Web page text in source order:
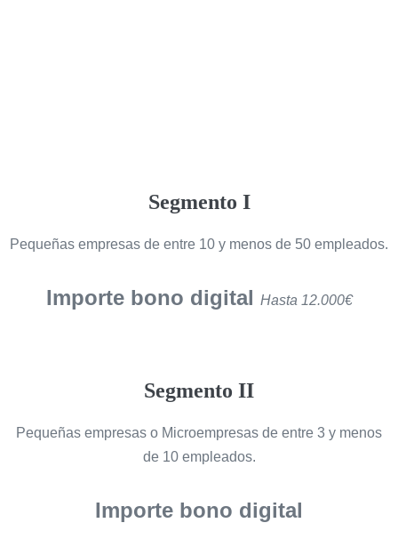
Segmento I
Pequeñas empresas de entre 10 y menos de 50 empleados.
Importe bono digital Hasta 12.000€
Segmento II
Pequeñas empresas o Microempresas de entre 3 y menos
de 10 empleados.
Importe bono digital